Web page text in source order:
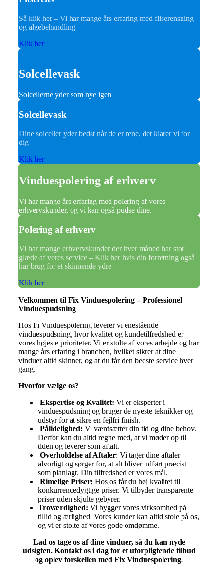
Så klik her – Vi har mange års erfaring med fliserensning
og algebehandling
Klik her
Solcellevask
Solcellerne yder som nye igen
Solcellevask
Dine solceller yder bedst når de er rene, det klarer vi for
dig
Klik her
Vinduespolering af erhverv
Vi har mange års erfaring med polering af vores
erhvervskunder, og vi kan også pudse dine.
Polering af erhverv
Vi har mange erhvervskunder der hver måned har stor
glæde af vores service – Klik her hvis din forretning også
har brug for et skinnende ydre
Klik her
Velkommen til Fix Vinduespolering – Professionel
Vinduespudsning
Hos Fi Vinduespolering leverer vi enestående
vinduespudsning, hvor kvalitet og kundetilfredshed er
vores højeste prioriteter. Vi er stolte af vores arbejde og har
mange års erfaring i branchen, hvilket sikrer at dine
vinduer altid skinner, og at du får den bedste service hver
gang.
Hvorfor vælge os?
Ekspertise og Kvalitet: Vi er eksperter i
vinduespudsning og bruger de nyeste teknikker og
udstyr for at sikre en fejlfri finish.
Pålidelighed: Vi værdsætter din tid og dine behov.
Derfor kan du altid regne med, at vi møder op til
tiden og leverer som aftalt.
Overholdelse af Aftaler: Vi tager dine aftaler
alvorligt og sørger for, at alt bliver udført præcist
som planlagt. Din tilfredshed er vores mål.
Rimelige Priser: Hos os får du høj kvalitet til
konkurrencedygtige priser. Vi tilbyder transparente
priser uden skjulte gebyrer.
Troværdighed: Vi bygger vores virksomhed på
tillid og ærlighed. Vores kunder kan altid stole på os,
og vi er stolte af vores gode omdømme.
Lad os tage os af dine vinduer, så du kan nyde
udsigten. Kontakt os i dag for et uforpligtende tilbud
og oplev forskellen med Fix Vinduespolering.